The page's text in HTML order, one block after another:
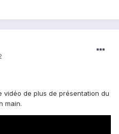
de plus de présentation du
main.